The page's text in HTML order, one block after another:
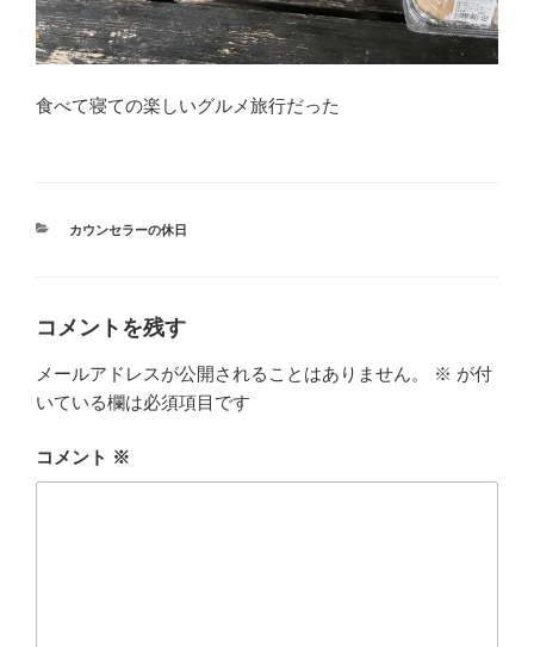
食べて寝ての楽しいグルメ旅行だった
カ
カウンセラーの休日
コメントを残す
メールアドレスが公開されることはありません。 ※ が付
いている欄は必須項目です
コメント ※